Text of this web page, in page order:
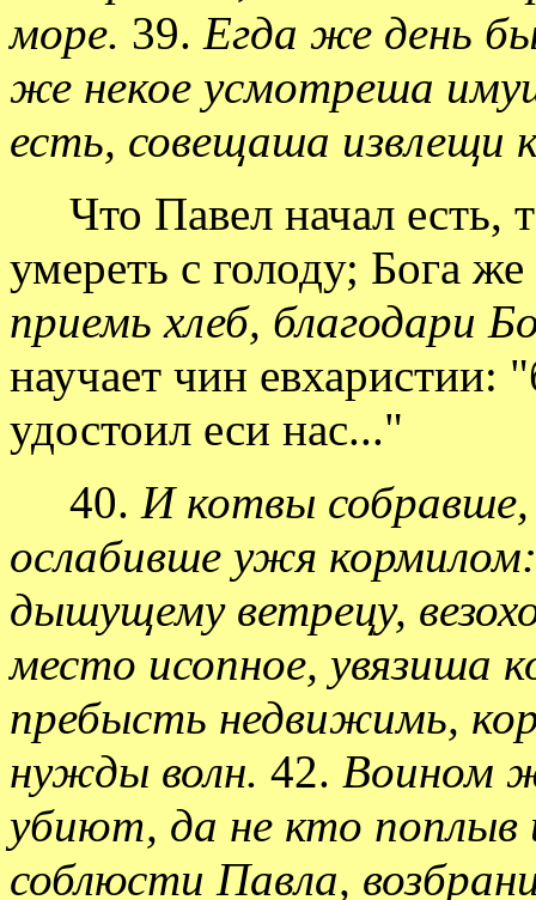
море. 39. Егда же день
же некое усмотреша
есть, совещаша извлещи
Что Павел начал есть,
умереть с голоду; Бога
приемь хлеб, благодари
научает чин евхаристии:
удостоил еси нас..."
40. И котвы собравше,
ослабивше ужя
дышущему ветрецу,
место исопное, увязиша
пребысть недвижимь,
нужды волн. 42. Воином
убиют, да не кто поплыв
соблюсти Павла,